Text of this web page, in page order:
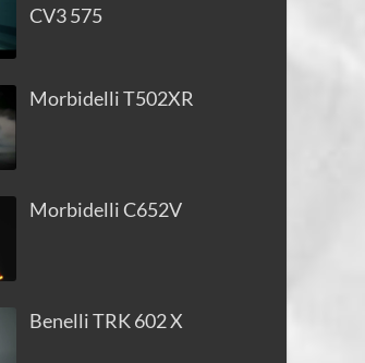
CV3 575
Morbidelli T502XR
Morbidelli C652V
Benelli TRK 602 X